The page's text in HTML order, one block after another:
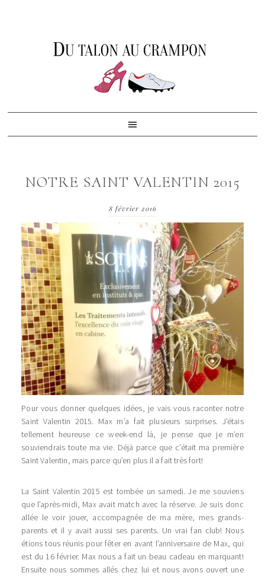
NOTRE SAINT VALENTIN 2015
8 février 2016
Pour vous donner quelques idées, je vais vous raconter notre
Saint Valentin 2015. Max m’a fait plusieurs surprises. J’étais
tellement heureuse ce week-end là, je pense que je m’en
souviendrais toute ma vie. Déjà parce que c’était ma première
Saint Valentin, mais parce qu’en plus il a fait très fort!
La Saint Valentin 2015 est tombée un samedi. Je me souviens
que l’après-midi, Max avait match avec la réserve. Je suis donc
allée le voir jouer, accompagnée de ma mère, mes grands-
parents et il y avait aussi ses parents. Un vrai fan club! Nous
étions tous réunis pour fêter en avant l’anniversaire de Max, qui
est du 16 février. Max nous a fait un beau cadeau en marquant!
Ensuite nous sommes allés chez lui et nous avons ouvert une